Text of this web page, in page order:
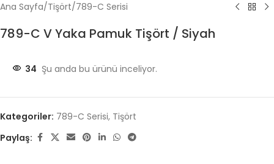
Ana Sayfa/Tişört/789-C Serisi
789-C V Yaka Pamuk Tişört / Siyah
34 Şu anda bu ürünü inceliyor.
Kategoriler: 789-C Serisi, Tişört
Paylaş: